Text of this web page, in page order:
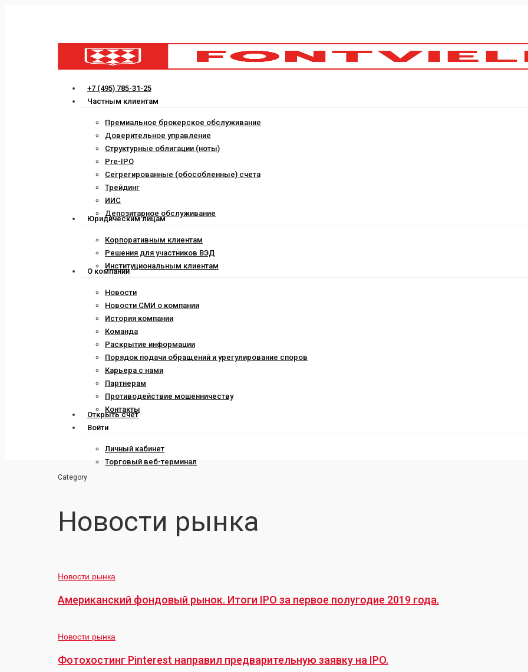
Menu
+7 (495) 785-31-25
Частным клиентам
Премиальное брокерское обслуживание
Доверительное управление
Структурные облигации (ноты)
Pre-IPO
Сегрегированные (обособленные) счета
Трейдинг
ИИС
Депозитарное обслуживание
Юридическим лицам
Корпоративным клиентам
Решения для участников ВЭД
Институциональным клиентам
О компании
Новости
Новости СМИ о компании
История компании
Команда
Раскрытие информации
Порядок подачи обращений и урегулирование споров
Карьера с нами
Партнерам
Противодействие мошенничеству
Контакты
Открыть счет
Войти
Личный кабинет
Торговый веб-терминал
Category
Новости рынка
фондовый
Итоги
первое
полугодие
2019
Новости рынка
Американский фондовый рынок. Итоги IPO за первое полугодие 2019 года.
Pinterest
предварительную
Новости рынка
Фотохостинг Pinterest направил предварительную заявку на IPO.